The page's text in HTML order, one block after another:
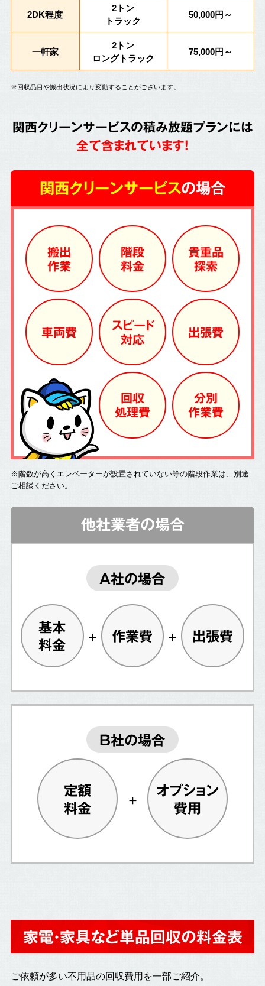
2DK程度
2トン
トラック
50,000円～
一軒家
2トン
ロングトラック
75,000円～
※回収品目や搬出状況により変動することがございます。
関西クリーンサービスの積み放題プランには
全て含まれています!
関西クリーンサービスの場合
搬出
作業
階段
料金
貴重品
探索
車両費
スピード
対応
出張費
回収
処理費
分別
作業費
※階数が高くエレベーターが設置されていない等の階段作業は、別途
ご相談ください。
他社業者の場合
A社の場合
基本
料金
作業費 出張費
B社の場合
定額
料金
オプション
費用
家電・家具など単品回収の料金表
ご依頼が多い不用品の回収費用を一部ご紹介。